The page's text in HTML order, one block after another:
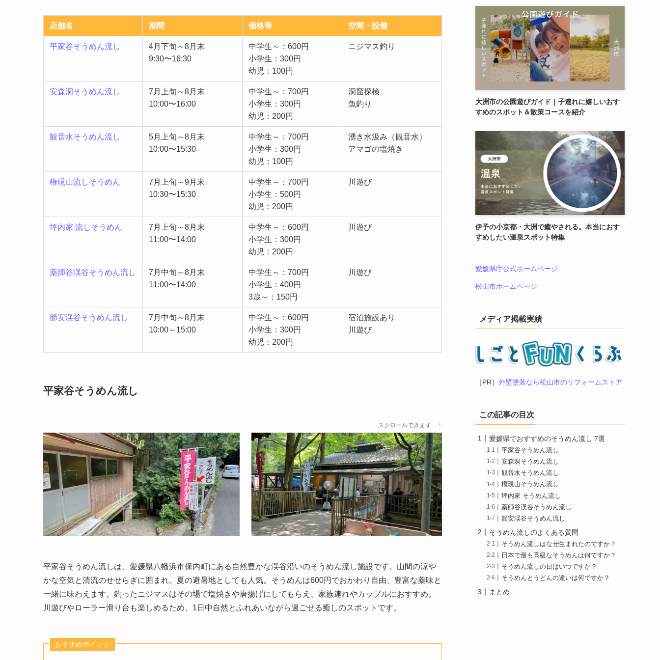
店舗名 期間 価格帯 空間・設備
平家谷そうめん流し
4月下旬～8月末
9:30〜16:30
中学生～：600円
小学生：300円
幼児：100円
ニジマス釣り
安森洞そうめん流し
7月上旬～8月末
10:00〜16:00
中学生～：700円
小学生：300円
幼児：200円
洞窟探検
魚釣り
観音水そうめん流し
5月上旬～8月末
10:00〜15:30
中学生～：700円
小学生：300円
幼児：100円
湧き水汲み（観音水）
アマゴの塩焼き
権現山流しそうめん
7月上旬～9月末
10:30〜15:30
中学生～：700円
小学生：500円
幼児：200円
川遊び
坪内家 流しそうめん
7月上旬～8月末
11:00〜14:00
中学生～：600円
小学生：300円
幼児：200円
川遊び
薬師谷渓谷そうめん流し
7月中旬～8月末
11:00〜14:00
中学生～：700円
小学生：400円
3歳～：150円
川遊び
節安渓谷そうめん流し
7月中旬～8月末
10:00～15:00
中学生～：600円
小学生：300円
幼児：200円
宿泊施設あり
川遊び
平家谷そうめん流し
スクロールできます
平家谷そうめん流しは、愛媛県八幡浜市保内町にある自然豊かな渓谷沿いのそうめん流し施設です。山間の涼や
かな空気と清流のせせらぎに囲まれ、夏の避暑地としても人気。そうめんは600円でおかわり自由、豊富な薬味と
一緒に味わえます。釣ったニジマスはその場で塩焼きや唐揚げにしてもらえ、家族連れやカップルにおすすめ。
川遊びやローラー滑り台も楽しめるため、1日中自然とふれあいながら過ごせる癒しのスポットです。
おすすめポイント
大洲市の公園遊びガイド｜子連れに嬉しいおす
すめのスポット＆散策コースを紹介
伊予の小京都・大洲で癒やされる。本当におす
すめしたい温泉スポット特集
愛媛県庁公式ホームページ
松山市ホームページ
メディア掲載実績
［PR］ 外壁塗装なら松山市のリフォームストア
この記事の目次
愛媛県でおすすめのそうめん流し 7選
平家谷そうめん流し
安森洞そうめん流し
観音水そうめん流し
権現山そうめん流し
坪内家 そうめん流し
薬師谷渓谷そうめん流し
節安渓谷そうめん流し
そうめん流しのよくある質問
そうめん流しはなぜ生まれたのですか？
日本で最も高級なそうめんは何ですか？
そうめん流しの日はいつですか？
そうめんとうどんの違いは何ですか？
まとめ